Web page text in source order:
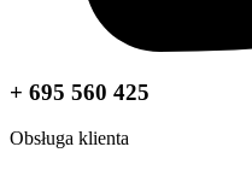
+ 695 560 425
Obsługa klienta